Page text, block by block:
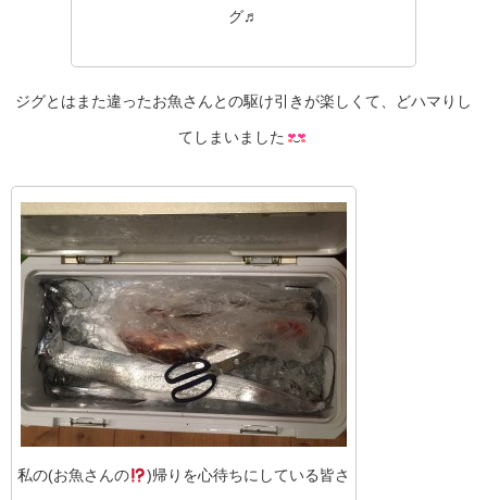
グ♬
ジグとはまた違ったお魚さんとの駆け引きが楽しくて、どハマりし
てしまいました
私の(お魚さんの )帰りを心待ちにしている皆さ